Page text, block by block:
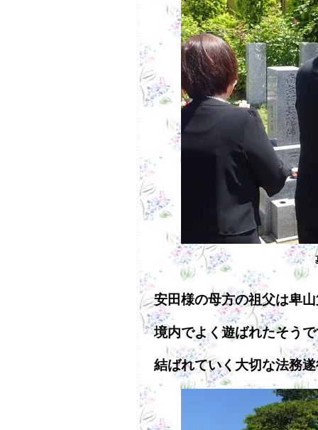
安田様の母方の祖父は卑
境内でよく遊ばれたそう
結ばれていく大切な法務